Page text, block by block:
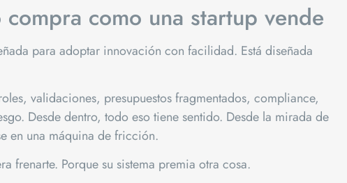
como una startup vende
para adoptar innovación con facilidad. Está diseñada
validaciones, presupuestos fragmentados, compliance,
Desde dentro, todo eso tiene sentido. Desde la mirada de
en una máquina de fricción.
frenarte. Porque su sistema premia otra cosa.